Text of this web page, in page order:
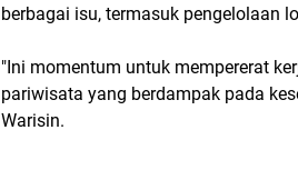
berbagai isu, termasuk pengelolaan
"Ini momentum untuk mempererat
pariwisata yang berdampak pada
Warisin.